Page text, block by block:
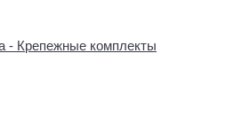
- Крепежные комплекты